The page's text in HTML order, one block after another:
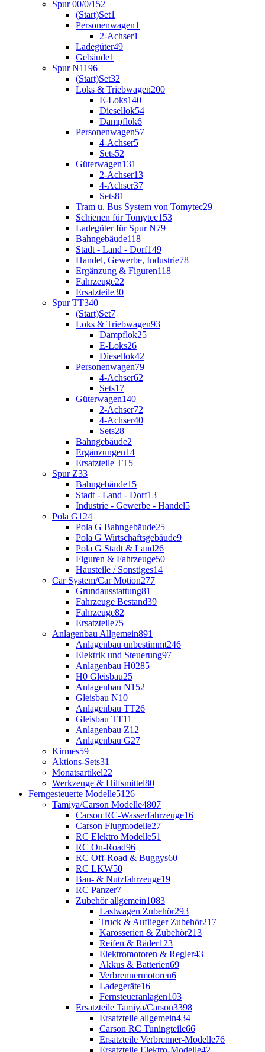
Spur 00/0/1 52
(Start)Set1
Personenwagen1
2-Achser1
Ladegüter49
Gebäude1
Spur N1196
(Start)Set32
Loks & Triebwagen200
E-Loks140
Diesellok54
Dampflok6
Personenwagen57
4-Achser5
Sets52
Güterwagen131
2-Achser13
4-Achser37
Sets81
Tram u. Bus System von Tomytec29
Schienen für Tomytec153
Ladegüter für Spur N79
Bahngebäude118
Stadt - Land - Dorf149
Handel, Gewerbe, Industrie78
Ergänzung & Figuren118
Fahrzeuge22
Ersatzteile30
Spur TT340
(Start)Set7
Loks & Triebwagen93
Dampflok25
E-Loks26
Diesellok42
Personenwagen79
4-Achser62
Sets17
Güterwagen140
2-Achser72
4-Achser40
Sets28
Bahngebäude2
Ergänzungen14
Ersatzteile TT5
Spur Z33
Bahngebäude15
Stadt - Land - Dorf13
Industrie - Gewerbe - Handel5
Pola G124
Pola G Bahngebäude25
Pola G Wirtschaftsgebäude9
Pola G Stadt & Land26
Figuren & Fahrzeuge50
Hausteile / Sonstiges14
Car System/Car Motion277
Grundausstattung81
Fahrzeuge Bestand39
Fahrzeuge82
Ersatzteile75
Anlagenbau Allgemein891
Anlagenbau unbestimmt246
Elektrik und Steuerung97
Anlagenbau H0285
H0 Gleisbau25
Anlagenbau N152
Gleisbau N10
Anlagenbau TT26
Gleisbau TT11
Anlagenbau Z12
Anlagenbau G27
Kirmes59
Aktions-Sets31
Monatsartikel22
Werkzeuge & Hilfsmittel80
Ferngesteuerte Modelle5126
Tamiya/Carson Modelle4807
Carson RC-Wasserfahrzeuge16
Carson Flugmodelle27
RC Elektro Modelle51
RC On-Road96
RC Off-Road & Buggys60
RC LKW50
Bau- & Nutzfahrzeuge19
RC Panzer7
Zubehör allgemein1083
Lastwagen Zubehör293
Truck & Auflieger Zubehör217
Karosserien & Zubehör213
Reifen & Räder123
Elektromotoren & Regler43
Akkus & Batterien69
Verbrennermotoren6
Ladegeräte16
Fernsteueranlagen103
Ersatzteile Tamiya/Carson3398
Ersatzteile allgemein434
Carson RC Tuningteile66
Ersatzteile Verbrenner-Modelle76
Ersatzteile Elektro-Modelle42